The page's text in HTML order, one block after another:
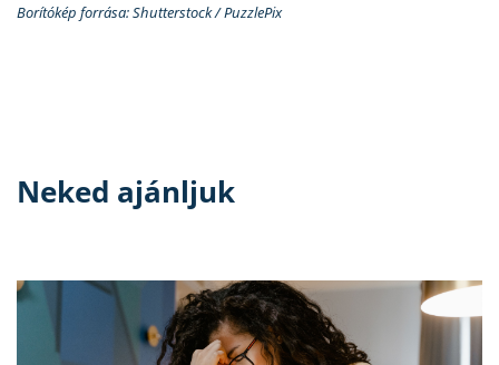
Borítókép forrása: Shutterstock / PuzzlePix
Neked ajánljuk